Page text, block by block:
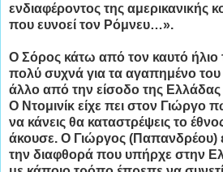
ενδιαφέροντος της αμερικανικής
που ευνοεί τον Ρόμνευ…».
Ο Σόρος κάτω από τον καυτό ήλιο
πολύ συχνά για τα αγαπημένο του
άλλο από την είσοδο της
Ο Ντομινίκ είχε πει στον Γιώργο
να κάνεις θα καταστρέψεις το
άκουσε. Ο Γιώργος (Παπανδρέου)
την διαφθορά που υπήρχε στην